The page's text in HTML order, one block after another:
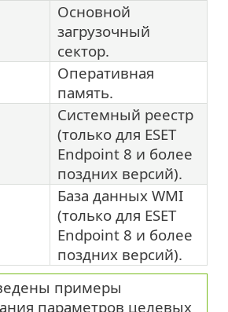
Основной
загрузочный
сектор.
Оперативная
память.
Системный реестр
(только для ESET
Endpoint 8 и более
поздних версий).
База данных WMI
(только для ESET
Endpoint 8 и более
поздних версий).
примеры
параметров целевых